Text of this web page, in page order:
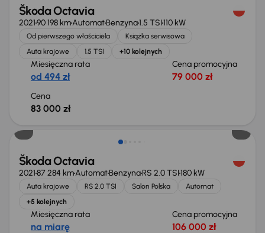
Škoda Octavia
202190 198 kmAutomatBenzyna1.5 TSI110 kW
Od pierwszego właściciela
Książka serwisowa
Auta krajowe
1.5 TSI +10 kolejnych
Miesięczna rata
od 494 zł
Cena promocyjna
79 000 zł
Cena
83 000 zł
Škoda Octavia
202187 284 kmAutomatBenzynaRS 2.0 TSI180 kW
Auta krajowe RS 2.0 TSI Salon Polska
Automat
+5 kolejnych
Miesięczna rata
na miarę
Cena promocyjna
106 000 zł